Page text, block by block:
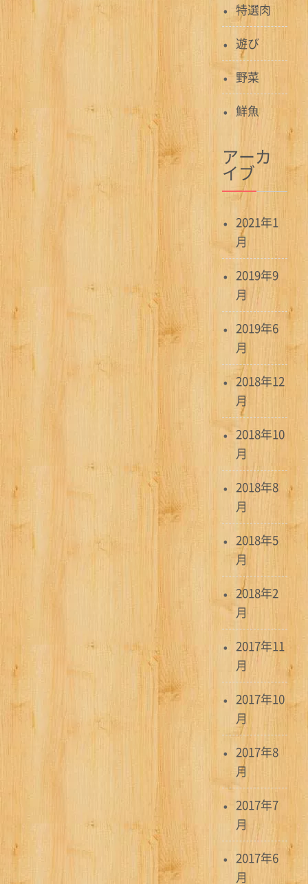
特選肉
遊び
野菜
鮮魚
アーカ
イブ
2021年1
月
2019年9
月
2019年6
月
2018年12
月
2018年10
月
2018年8
月
2018年5
月
2018年2
月
2017年11
月
2017年10
月
2017年8
月
2017年7
月
2017年6
月